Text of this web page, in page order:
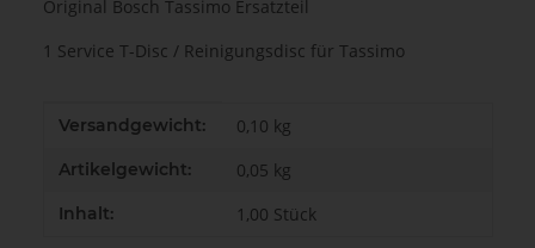
Original Bosch Tassimo Ersatzteil
1 Service T-Disc / Reinigungsdisc für Tassimo
Produkteigenschaft
Wert
Versandgewicht: 0,10 kg
Artikelgewicht: 0,05 kg
Inhalt: 1,00 Stück